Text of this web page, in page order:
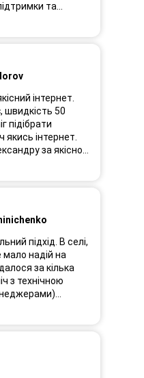
та
і швидке
ремонт і
я не шкодую про
придбати
інтернет.
швидкість 50
підібрати
інтернет.
за якісно
підхід. В селі,
надій на
за кілька
з технічною
швидкості в
про більше,
спроби
4-5 МБіт/с.